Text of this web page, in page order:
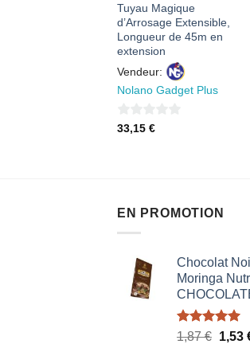
Tuyau Magique
d’Arrosage Extensible,
Longueur de 45m en
extension
Vendeur:
Nolano Gadget Plus
0
33,15 €
EN PROMOTION
Chocolat
Moringa
Note5.00
1,87€ Le
1,53